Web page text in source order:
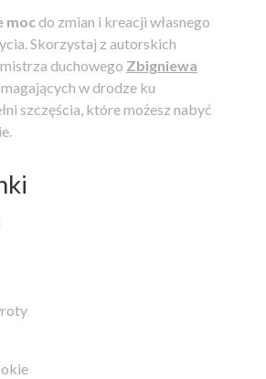
moc do zmian i kreacji własnego
Skorzystaj z autorskich
duchowego Zbigniewa
w drodze ku
szczęścia, które możesz nabyć